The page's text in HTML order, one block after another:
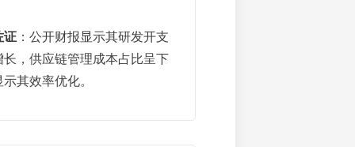
证：公开财报显示其研发开支
长，供应链管理成本占比呈下
其效率优化。